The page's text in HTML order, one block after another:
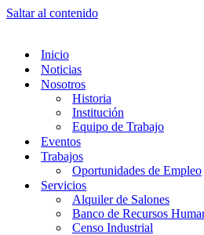
Saltar al contenido
Inicio
Noticias
Nosotros
Historia
Institución
Equipo de Trabajo
Eventos
Trabajos
Oportunidades de Empleo
Servicios
Alquiler de Salones
Banco de Recursos
Censo Industrial